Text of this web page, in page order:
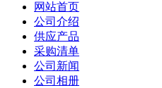
网站首页
公司介绍
供应产品
采购清单
公司新闻
公司相册